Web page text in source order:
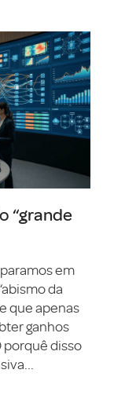
“grande
em
da
que apenas
ganhos
porquê disso